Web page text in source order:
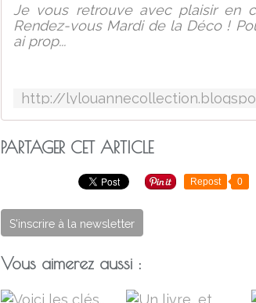
Je vous retrouve avec plaisir en
Rendez-vous Mardi de la Déco !
ai prop...
PARTAGER CET ARTICLE
Repost 0
S'inscrire à la newsletter
Vous aimerez aussi :